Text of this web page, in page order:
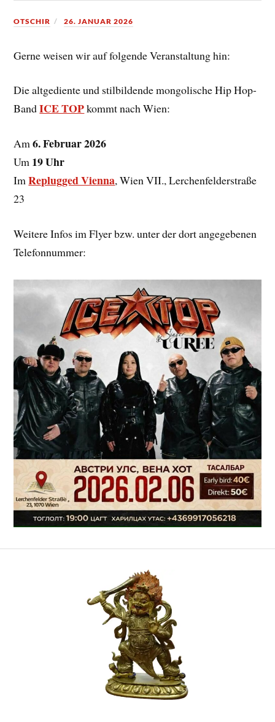
OTSCHIR 26. JANUAR 2026
Gerne weisen wir auf folgende Veranstaltung hin:
Die altgediente und stilbildende mongolische Hip Hop-
BandICE TOPkommt nach Wien:
Am6. Februar 2026
Um 19 Uhr
ImReplugged Vienna, Wien VII., Lerchenfelderstraße
23
Weitere Infos im Flyer bzw. unter der dort angegebenen
Telefonnummer: